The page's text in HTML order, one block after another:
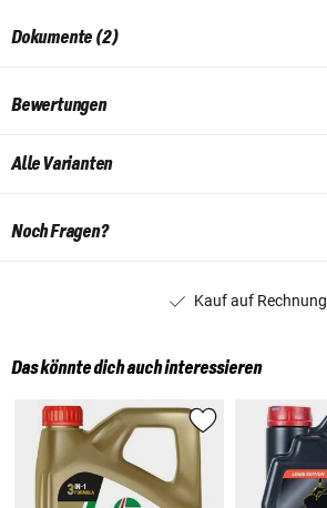
Dokumente (2)
Bewertungen
Alle Varianten
Noch Fragen?
Kauf auf Rechnung
Das könnte dich auch interessieren